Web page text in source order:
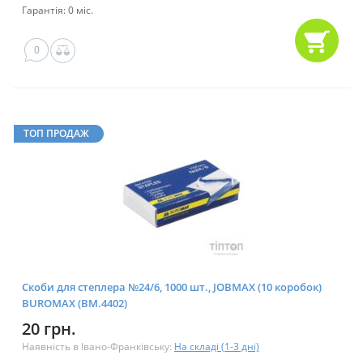
Гарантія: 0 міс.
0
ТОП ПРОДАЖ
Скоби для степлера №24/6, 1000 шт., JOBMAX (10 коробок)
BUROMAX (BM.4402)
20 грн.
Наявність в Івано-Франківську: На складі (1-3 дні)